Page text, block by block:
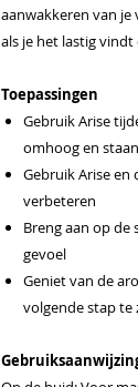
aanwakkeren van je
als je het lastig
Toepassingen
Gebruik Arise
omhoog en
Gebruik Arise en
verbeteren
Breng aan op
gevoel
Geniet van de
volgende stap te